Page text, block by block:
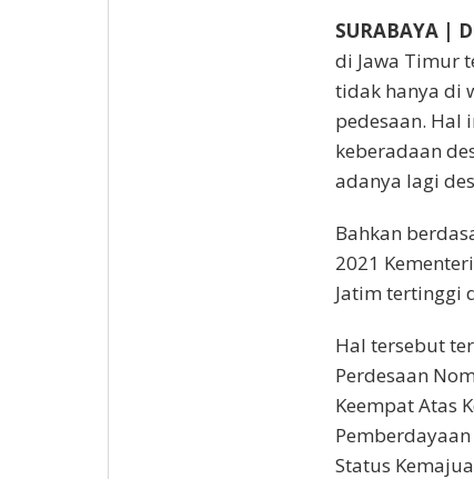
SURABAYA |
di Jawa Timur
tidak hanya di
pedesaan. Hal
keberadaan
adanya lagi
Bahkan
2021
Jatim tertinggi
Hal tersebut
Perdesaan
Keempat Atas
Status